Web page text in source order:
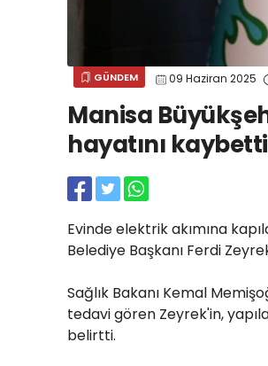
GÜNDEM 09 Haziran 2025
Manisa
hayatını kaybetti
Evinde elektrik akımına
Belediye Başkanı Ferdi
Sağlık Bakanı Kemal
tedavi gören Zeyrek'in,
belirtti.